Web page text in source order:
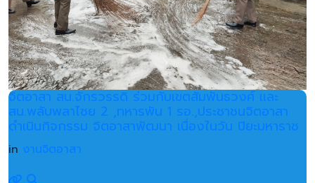
จิตอาสา สน.จักรวรรดิ ร่วมกับเขตสัมพันธวงศ์ และ
สน.พลับพลาไชย 2 ,ทหารพัน 1 รอ.,ประชาชนจิตอาสา
ดำเนินกิจกรรม จิตอาสาพัฒนา เนื่องในวัน ปิยะมหาราช
in งานจิตอาสา